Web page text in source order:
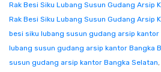
Rak Besi Siku Lubang Susun Gudang Arsip
Rak Besi Siku Lubang Susun Gudang Arsip
besi siku lubang susun gudang arsip kantor
lubang susun gudang arsip kantor Bangka
susun gudang arsip kantor Bangka Selatan,